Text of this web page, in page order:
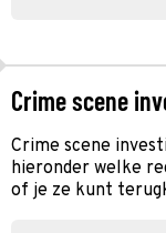
Crime scene
Crime scene
hieronder welke
of je ze kunt